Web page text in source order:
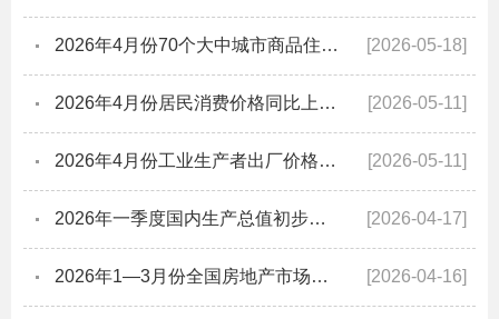
2026年4月份70个大中城市商品住宅销售价格变动情况 [2026-05-18]
2026年4月份居民消费价格同比上涨1.2% [2026-05-11]
2026年4月份工业生产者出厂价格同比上涨2.8% 环比上涨1.7% [2026-05-11]
2026年一季度国内生产总值初步核算结果 [2026-04-17]
2026年1—3月份全国房地产市场基本情况 [2026-04-16]